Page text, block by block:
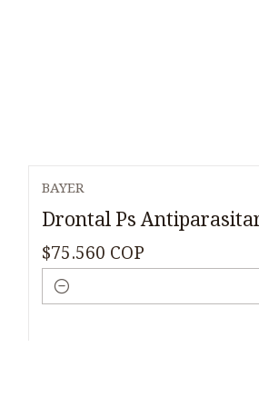
BAYER
Drontal Ps
$75.560 COP
Cantidad